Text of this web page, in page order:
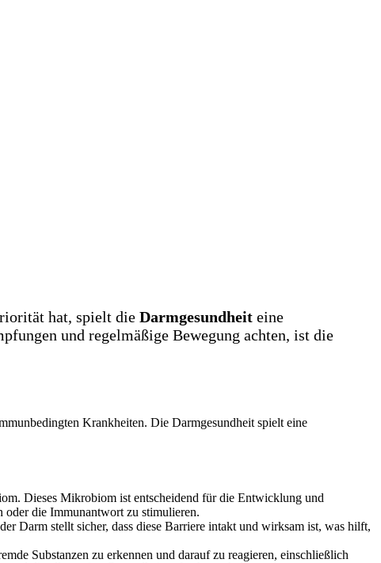
hat, spielt die Darmgesundheit eine
und regelmäßige Bewegung achten, ist die
Krankheiten. Die Darmgesundheit spielt eine
Dieses Mikrobiom ist entscheidend für die Entwicklung und
oder die Immunantwort zu stimulieren.
Darm stellt sicher, dass diese Barriere intakt und wirksam ist, was hilft,
Substanzen zu erkennen und darauf zu reagieren, einschließlich